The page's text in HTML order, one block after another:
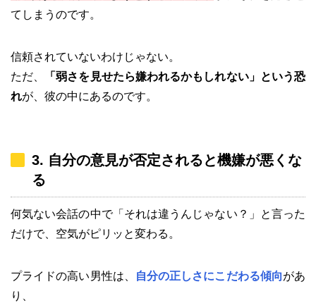
てしまうのです。
信頼されていないわけじゃない。
ただ、
「弱さを見せたら嫌われるかもしれない」という恐
れが、彼の中にあるのです。
3. 自分の意見が否定されると機嫌が悪くな
る
何気ない会話の中で「それは違うんじゃない？」と言った
だけで、空気がピリッと変わる。
プライドの高い男性は、 自分の正しさにこだわる傾向があ
り、